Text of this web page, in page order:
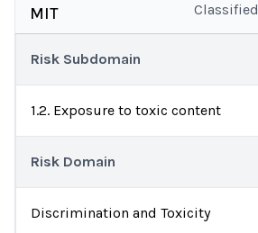
MIT
Classified
Risk Subdomain
1.2. Exposure to toxic content
Risk Domain
Discrimination and Toxicity